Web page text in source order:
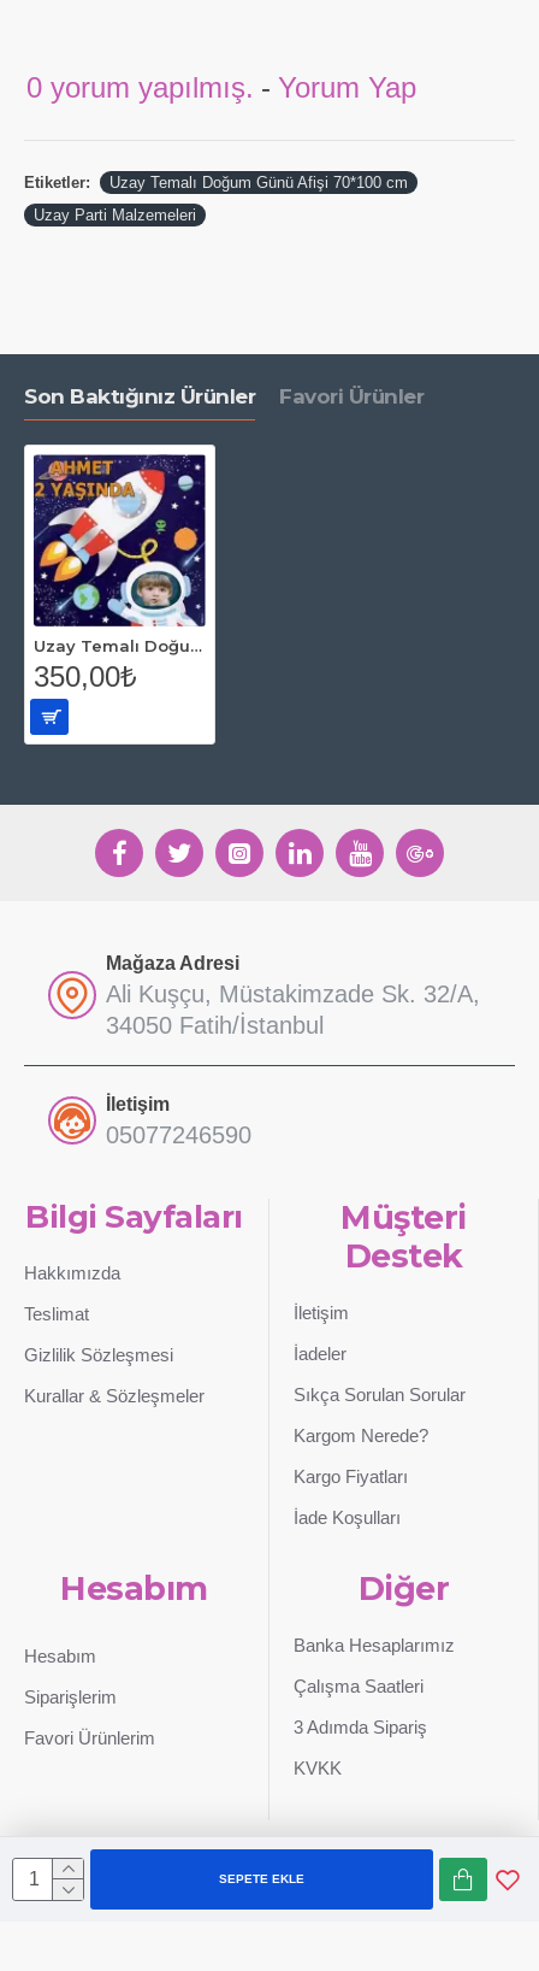
0 yorum yapılmış. - Yorum Yap
SEPETE EKLE
Etiketler:
Uzay Temalı Doğum Günü Afişi 70*100 cm
Uzay Parti Malzemeleri
Son Baktığınız Ürünler Favori Ürünler
Uzay Temalı Doğum Günü Afişi 70*100 cm
350,00₺
Mağaza Adresi
Ali Kuşçu, Müstakimzade Sk. 32/A,
34050 Fatih/İstanbul
İletişim
05077246590
Bilgi Sayfaları
Hakkımızda
Teslimat
Gizlilik Sözleşmesi
Kurallar & Sözleşmeler
Müşteri
Destek
İletişim
İadeler
Sıkça Sorulan Sorular
Kargom Nerede?
Kargo Fiyatları
İade Koşulları
Hesabım
Hesabım
Siparişlerim
Favori Ürünlerim
Diğer
Banka Hesaplarımız
Çalışma Saatleri
3 Adımda Sipariş
KVKK
Sepetim 0507 724 65 90 Whatsapp